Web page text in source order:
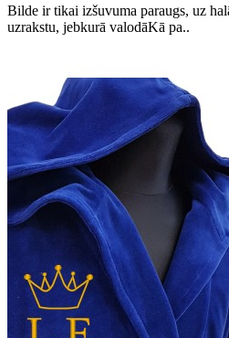
Bilde ir tikai izšuvuma paraugs, uz
uzrakstu, jebkurā valodāKā pa..